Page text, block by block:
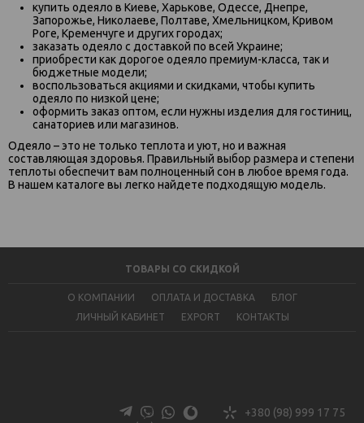
купить одеяло в Киеве, Харькове, Одессе, Днепре,
Запорожье, Николаеве, Полтаве, Хмельницком, Кривом
Роге, Кременчуге и других городах;
заказать одеяло с доставкой по всей Украине;
приобрести как дорогое одеяло премиум-класса, так и
бюджетные модели;
воспользоваться акциями и скидками, чтобы купить
одеяло по низкой цене;
оформить заказ оптом, если нужны изделия для гостиниц,
санаториев или магазинов.
Одеяло – это не только теплота и уют, но и важная
составляющая здоровья. Правильный выбор размера и степени
теплоты обеспечит вам полноценный сон в любое время года.
В нашем каталоге вы легко найдете подходящую модель.
О КОМПАНИИ ОПЛАТА И ДОСТАВКА
БЛОГ
ЛИЧНЫЙ КАБИНЕТ
EXPORT КОНТАКТЫ
ТОВАРЫ СО СКИДКОЙ
+380 (98) 999 17 75